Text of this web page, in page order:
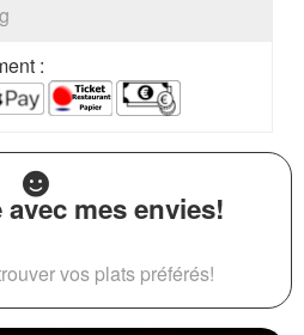
:
mes envies!
vos plats préférés!